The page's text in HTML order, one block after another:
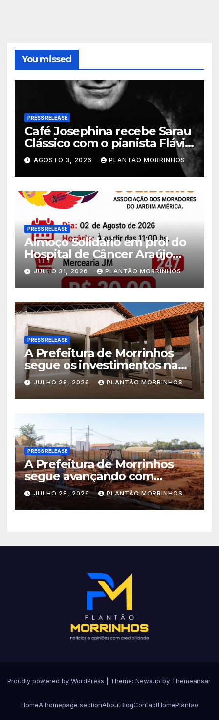
You missed
PRESS RELEASE
Café Josephina recebe Sarau
Clássico com o pianista Flávio
Varani nesta terça-feira
AGOSTO 3, 2026 PLANTÃO MORRINHOS
PRESS RELEASE
Almoço Solidário em prol do
Hospital de Câncer Araújo
Jorge é realizado no Jardim
América
JULHO 31, 2026 PLANTÃO MORRINHOS
PRESS RELEASE
A Prefeitura de Morrinhos
segue os investimentos na
educação. A obra da Escola
Municipal Eudóxio de
Figueiredo avança em ritmo
acelerado e já ganha forma.
JULHO 28, 2026 PLANTÃO MORRINHOS
PRESS RELEASE
A Prefeitura de Morrinhos
segue avançando com
importantes investimentos
no Setor Arca de Noé.
JULHO 28, 2026 PLANTÃO MORRINHOS
Proudly powered by WordPress Theme: Newsup by Themeansar.
HomeA homepage sectionAboutBlogContactHomePlantão